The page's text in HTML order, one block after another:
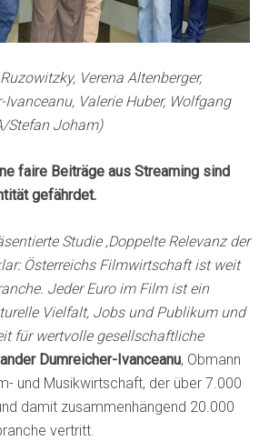
Verena Altenberger,
Valerie Huber, Wolfgang
Stefan Joham)
faire Beiträge aus Streaming sind
gefährdet.
Studie ‚Doppelte Relevanz der
Österreichs Filmwirtschaft ist weit
Jeder Euro im Film ist ein
Vielfalt, Jobs und Publikum und
für wertvolle gesellschaftliche
Dumreicher-Ivanceanu, Obmann
und Musikwirtschaft, der über 7.000
damit zusammenhängend 20.000
vertritt.